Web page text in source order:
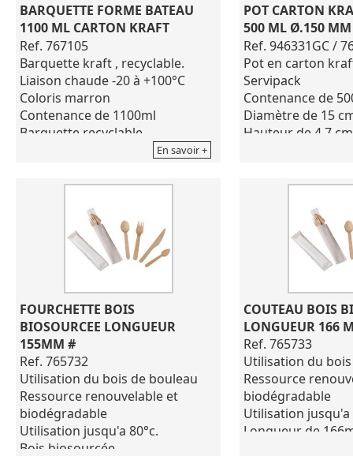
BARQUETTE FORME BATEAU
1100 ML CARTON KRAFT
Ref. 767105
Barquette kraft , recyclable.
Liaison chaude -20 à +100°C
Coloris marron
Contenance de 1100ml
Barquette recyclable.
Utilisation d'un carton 100%
pure pâte de bois, certifié FSC
180 x h.57 mm / 168 x 96 mm
Carton de 500 pièces
En savoir +
POT CARTON
500 ML Ø.150
Ref. 946331GC /
Pot en carton
Servipack
Contenance de
Diamètre de 15
Hauteur de 4.7 cm
5°C/+70°C
FOURCHETTE BOIS
BIOSOURCEE LONGUEUR
155MM #
Ref. 765732
Utilisation du bois de bouleau
Ressource renouvelable et
biodégradable
Utilisation jusqu'a 80°c.
Bois biosourcée
COUTEAU BOIS
LONGUEUR 166
Ref. 765733
Utilisation du
Ressource
biodégradable
Utilisation jusqu'a
Longueur de